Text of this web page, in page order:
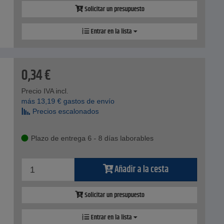
Solicitar un presupuesto
Entrar en la lista
0,34€
Precio IVA incl.
más 13,19 € gastos de envío
Precios escalonados
Plazo de entrega 6 - 8 días laborables
Añadir a la cesta
Solicitar un presupuesto
Entrar en la lista